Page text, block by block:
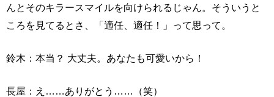
んとそのキラースマイルを向けられるじゃん。そういうと
ころを見てるとさ、「適任、適任！」って思って。
鈴木：本当？ 大丈夫。あなたも可愛いから！
長屋：え……ありがとう……（笑）